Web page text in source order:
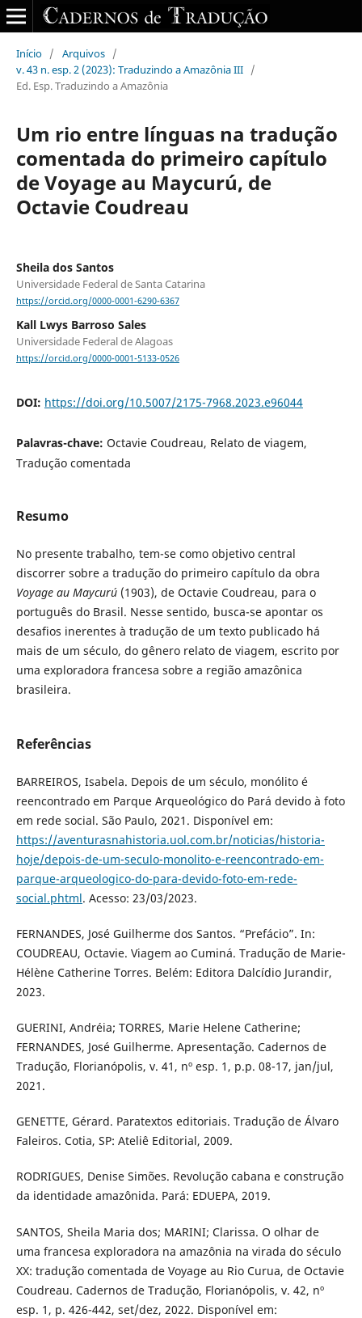
Início / Arquivos /
v. 43 n. esp. 2 (2023): Traduzindo a Amazônia III /
Ed. Esp. Traduzindo a Amazônia
Um rio entre línguas na tradução
comentada do primeiro capítulo
de Voyage au Maycurú, de
Octavie Coudreau
Sheila dos Santos
Universidade Federal de Santa Catarina
https://orcid.org/0000-0001-6290-6367
Kall Lwys Barroso Sales
Universidade Federal de Alagoas
https://orcid.org/0000-0001-5133-0526
DOI: https://doi.org/10.5007/2175-7968.2023.e96044
Palavras-chave: Octavie Coudreau, Relato de viagem,
Tradução comentada
Resumo
No presente trabalho, tem-se como objetivo central
discorrer sobre a tradução do primeiro capítulo da obra
Voyage au Maycurú (1903), de Octavie Coudreau, para o
português do Brasil. Nesse sentido, busca-se apontar os
desafios inerentes à tradução de um texto publicado há
mais de um século, do gênero relato de viagem, escrito por
uma exploradora francesa sobre a região amazônica
brasileira.
Referências
BARREIROS, Isabela. Depois de um século, monólito é
reencontrado em Parque Arqueológico do Pará devido à foto
em rede social. São Paulo, 2021. Disponível em:
https://aventurasnahistoria.uol.com.br/noticias/historia-
hoje/depois-de-um-seculo-monolito-e-reencontrado-em-
parque-arqueologico-do-para-devido-foto-em-rede-
social.phtml. Acesso: 23/03/2023.
FERNANDES, José Guilherme dos Santos. “Prefácio”. In:
COUDREAU, Octavie. Viagem ao Cuminá. Tradução de Marie-
Hélène Catherine Torres. Belém: Editora Dalcídio Jurandir,
2023.
GUERINI, Andréia; TORRES, Marie Helene Catherine;
FERNANDES, José Guilherme. Apresentação. Cadernos de
Tradução, Florianópolis, v. 41, nº esp. 1, p.p. 08-17, jan/jul,
2021.
GENETTE, Gérard. Paratextos editoriais. Tradução de Álvaro
Faleiros. Cotia, SP: Ateliê Editorial, 2009.
RODRIGUES, Denise Simões. Revolução cabana e construção
da identidade amazônida. Pará: EDUEPA, 2019.
SANTOS, Sheila Maria dos; MARINI; Clarissa. O olhar de
uma francesa exploradora na amazônia na virada do século
XX: tradução comentada de Voyage au Rio Curua, de Octavie
Coudreau. Cadernos de Tradução, Florianópolis, v. 42, nº
esp. 1, p. 426-442, set/dez, 2022. Disponível em: